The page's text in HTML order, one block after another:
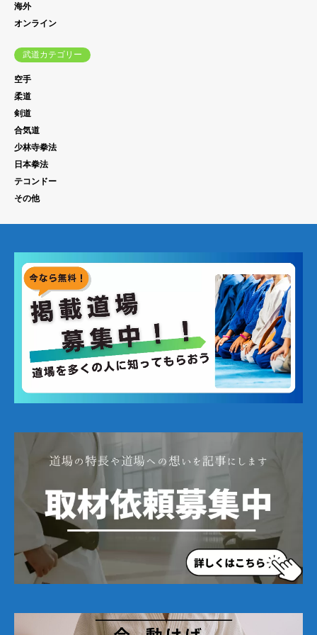
海外
オンライン
武道カテゴリー
空手
柔道
剣道
合気道
少林寺拳法
日本拳法
テコンドー
その他